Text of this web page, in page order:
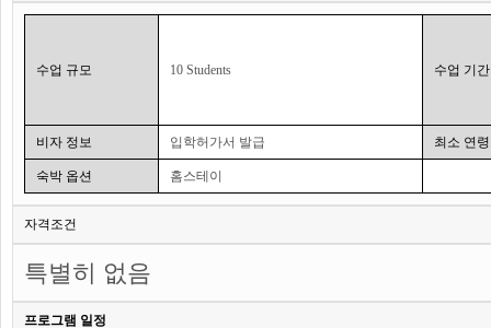
수업 규모 10 Students 수업 기간
비자 정보 입학허가서 발급 최소 연령
숙박 옵션 홈스테이
자격조건
특별히 없음
프로그램 일정